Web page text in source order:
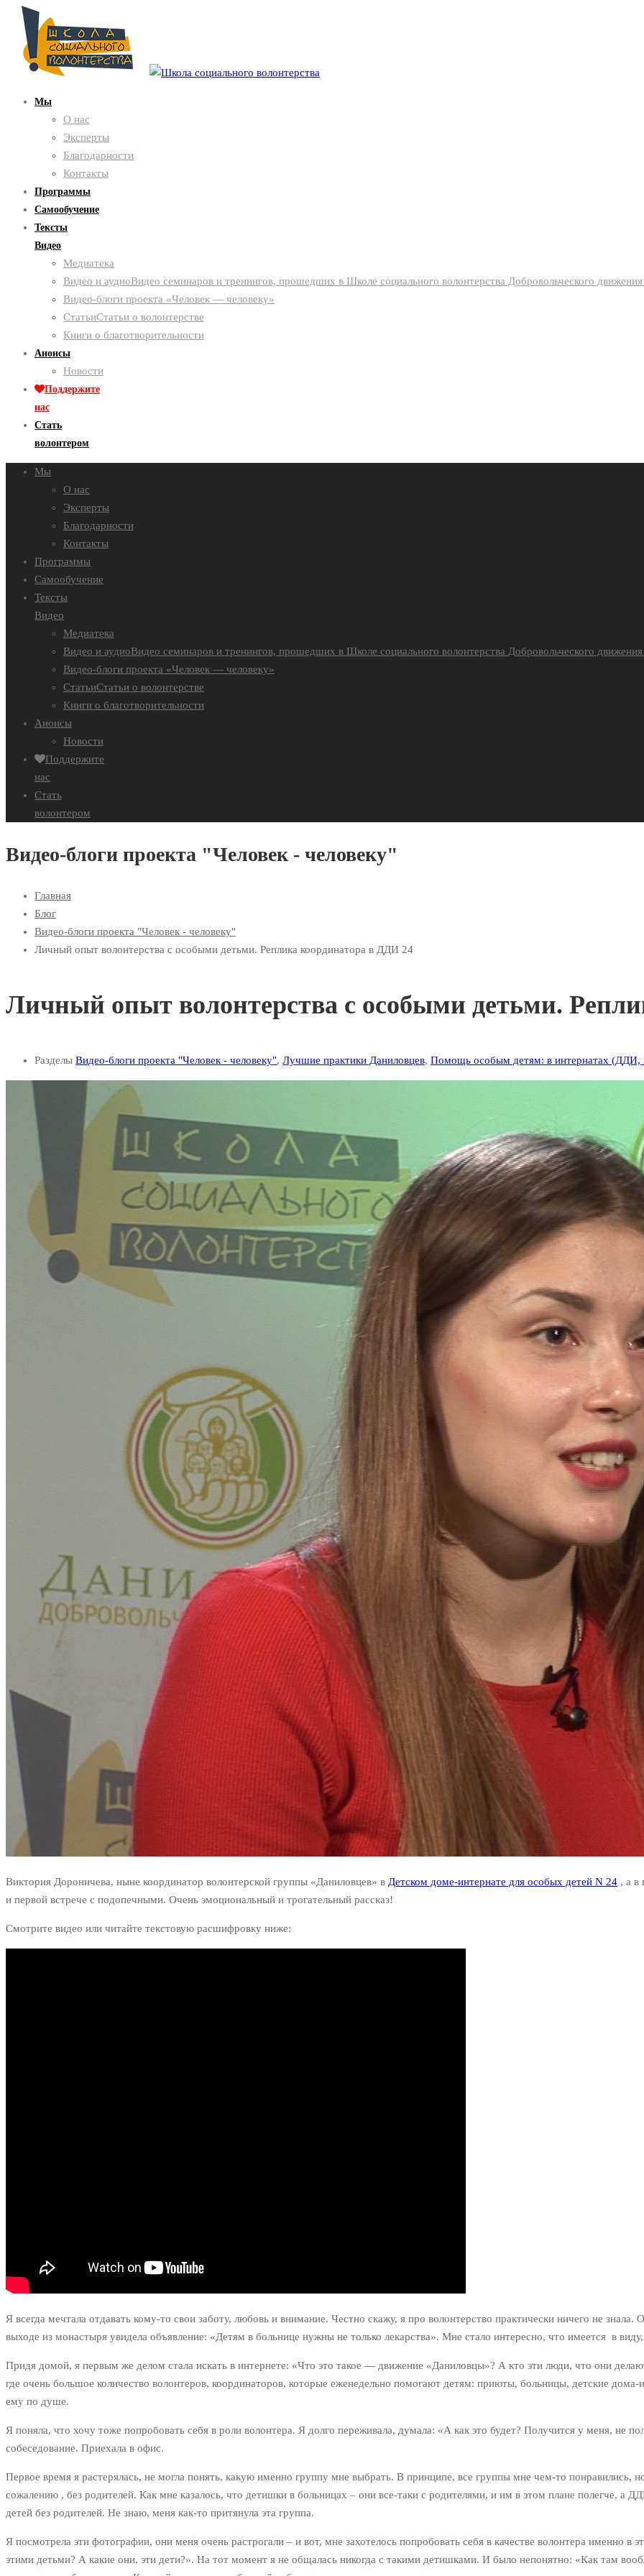
Мы
О нас
Эксперты
Благодарности
Контакты
Программы
Самообучение
Тексты
Видео
Медиатека
Видео и аудиоВидео семинаров и тренингов, прошедших в Школе социального волонтерства Добровольческого
Видео-блоги проекта «Человек — человеку»
СтатьиСтатьи о волонтерстве
Книги о благотворительности
Анонсы
Новости
Поддержите
нас
Стать
волонтером
Мы
О нас
Эксперты
Благодарности
Контакты
Программы
Самообучение
Тексты
Видео
Медиатека
Видео и аудиоВидео семинаров и тренингов, прошедших в Школе социального волонтерства Добровольческого
Видео-блоги проекта «Человек — человеку»
СтатьиСтатьи о волонтерстве
Книги о благотворительности
Анонсы
Новости
Поддержите
нас
Стать
волонтером
Видео-блоги проекта "Человек - человеку"
Главная
Блог
Видео-блоги проекта "Человек - человеку"
Личный опыт волонтерства с особыми детьми. Реплика координатора в ДДИ 24
Личный опыт волонтерства с особыми детьми.
Разделы Видео-блоги проекта "Человек - человеку", Лучшие практики Даниловцев, Помощь особым детям: в интернатах
Виктория Дороничева, ныне координатор волонтерской группы «Даниловцев» в Детском доме-интернате для особых детей N 24 , а в
и первой встрече с подопечными. Очень эмоциональный и трогательный рассказ!
Смотрите видео или читайте текстовую расшифровку ниже:
Я всегда мечтала отдавать кому-то свои заботу, любовь и внимание. Честно скажу, я про волонтерство практически ничего не
выходе из монастыря увидела объявление: «Детям в больнице нужны не только лекарства». Мне стало интересно, что имеется в
Придя домой, я первым же делом стала искать в интернете: «Что это такое — движение «Даниловцы»? А кто эти люди, что они
где очень большое количество волонтеров, координаторов, которые еженедельно помогают детям: приюты, больницы, детские
ему по душе.
Я поняла, что хочу тоже попробовать себя в роли волонтера. Я долго переживала, думала: «А как это будет? Получится у меня, не
собеседование. Приехала в офис.
Первое время я растерялась, не могла понять, какую именно группу мне выбрать. В принципе, все группы мне чем-то понравились,
сожалению , без родителей. Как мне казалось, что детишки в больницах – они все-таки с родителями, и им в этом плане полегче, а
детей без родителей. Не знаю, меня как-то притянула эта группа.
Я посмотрела эти фотографии, они меня очень растрогали – и вот, мне захотелось попробовать себя в качестве волонтера именно в
этими детьми? А какие они, эти дети?». На тот момент я не общалась никогда с такими детишками. И было непонятно: «Как там